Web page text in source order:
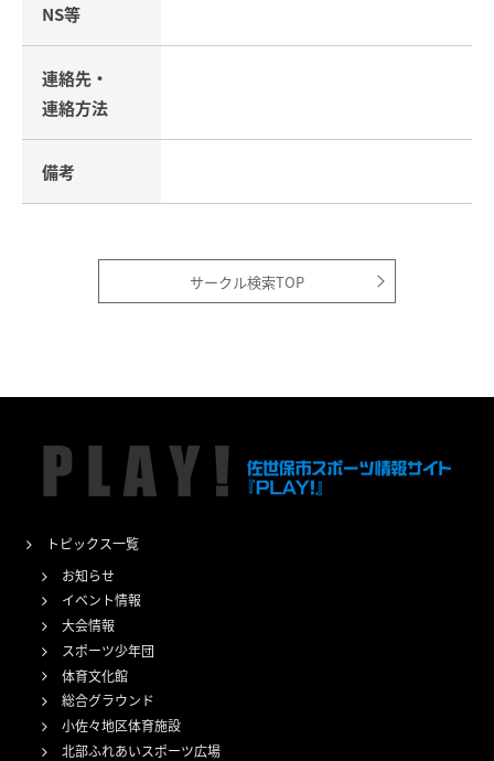
NS等
連絡先・
連絡方法
備考
サークル検索TOP
トピックス一覧
お知らせ
イベント情報
大会情報
スポーツ少年団
体育文化館
総合グラウンド
小佐々地区体育施設
北部ふれあいスポーツ広場